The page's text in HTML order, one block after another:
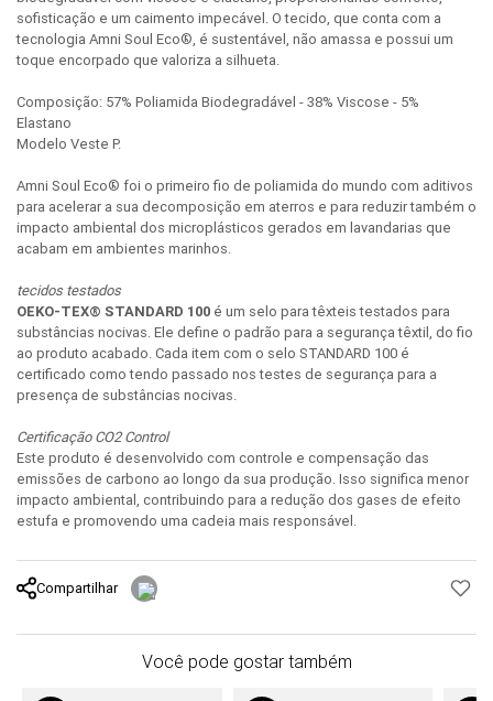
sofisticação e um caimento impecável. O tecido, que conta com a
tecnologia Amni Soul Eco®, é sustentável, não amassa e possui um
toque encorpado que valoriza a silhueta.
Composição: 57% Poliamida Biodegradável - 38% Viscose - 5%
Elastano
Modelo Veste P.
Amni Soul Eco® foi o primeiro fio de poliamida do mundo com aditivos
para acelerar a sua decomposição em aterros e para reduzir também o
impacto ambiental dos microplásticos gerados em lavandarias que
acabam em ambientes marinhos.
tecidos testados
OEKO-TEX® STANDARD 100 é um selo para têxteis testados para
substâncias nocivas. Ele define o padrão para a segurança têxtil, do fio
ao produto acabado. Cada item com o selo STANDARD 100 é
certificado como tendo passado nos testes de segurança para a
presença de substâncias nocivas.
Certificação CO2 Control
Este produto é desenvolvido com controle e compensação das
emissões de carbono ao longo da sua produção. Isso significa menor
impacto ambiental, contribuindo para a redução dos gases de efeito
estufa e promovendo uma cadeia mais responsável.
Compartilhar
Você pode gostar também